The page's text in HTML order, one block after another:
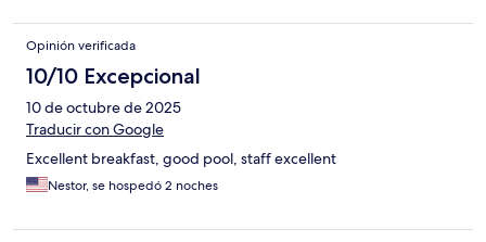
Opinión verificada
10/10 Excepcional
10 de octubre de 2025
Traducir con Google
Excellent breakfast, good pool, staff excellent
Nestor, se hospedó 2 noches